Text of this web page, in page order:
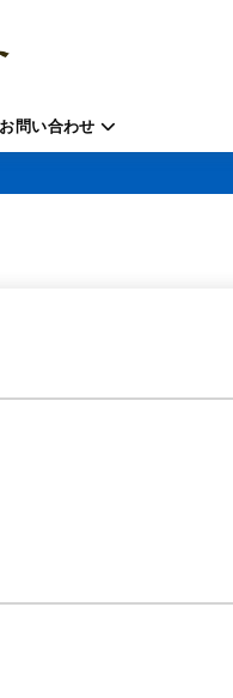
お問い合わせ